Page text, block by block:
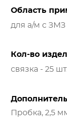
Область
для а/м с
Кол-во
связка - 25 шт.
Пробка, 2,5